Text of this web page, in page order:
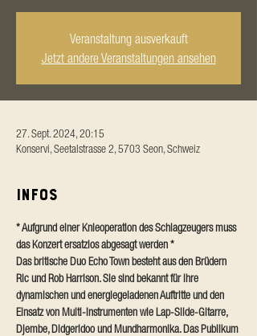
Veranstaltung ausverkauft
Jetzt andere Veranstaltungen ansehen
27. Sept. 2024, 20:15
Konservi, Seetalstrasse 2, 5703 Seon, Schweiz
Infos
* Aufgrund einer Knieoperation des Schlagzeugers muss
das Konzert ersatzlos abgesagt werden *
Das britische Duo Echo Town besteht aus den Brüdern
Ric und Rob Harrison. Sie sind bekannt für ihre
dynamischen und energiegeladenen Auftritte und den
Einsatz von Multi-Instrumenten wie Lap-Slide-Gitarre,
Djembe, Didgeridoo und Mundharmonika. Das Publikum